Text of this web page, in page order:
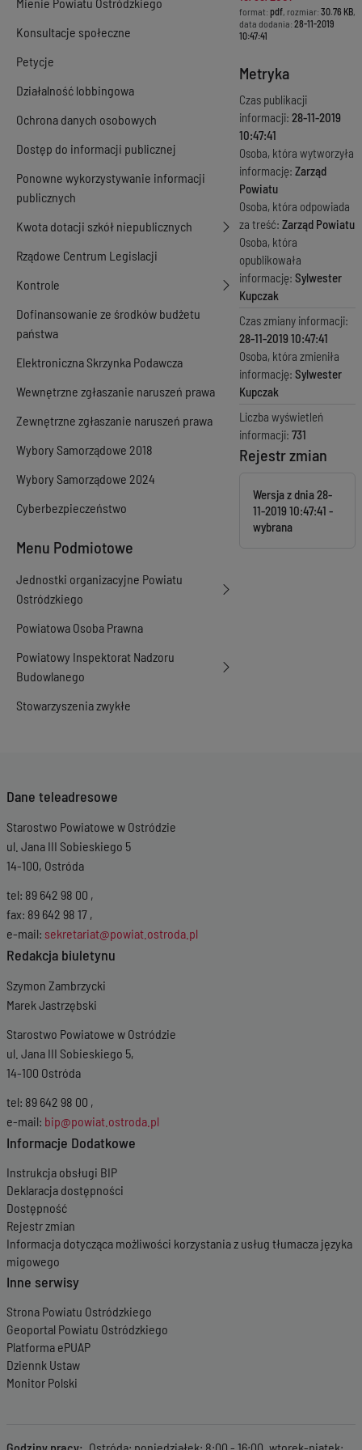
Konsultacje społeczne
Petycje
Działalność lobbingowa
Ochrona danych osobowych
Dostęp do informacji publicznej
Ponowne wykorzystywanie informacji
publicznych
Kwota dotacji szkół niepublicznych
Rządowe Centrum Legislacji
Kontrole
Dofinansowanie ze środków budżetu
państwa
Elektroniczna Skrzynka Podawcza
Wewnętrzne zgłaszanie naruszeń prawa
Zewnętrzne zgłaszanie naruszeń prawa
Wybory Samorządowe 2018
Wybory Samorządowe 2024
Cyberbezpieczeństwo
Menu Podmiotowe
Jednostki organizacyjne Powiatu
Ostródzkiego
Powiatowa Osoba Prawna
Powiatowy Inspektorat Nadzoru
Budowlanego
Stowarzyszenia zwykłe
format: pdf, rozmiar: 30.76 KB,
data dodania: 28-11-2019
10:47:41
Metryka
Czas publikacji
informacji: 28-11-2019
10:47:41
Osoba, która wytworzyła
informację: Zarząd
Powiatu
Osoba, która odpowiada
za treść: Zarząd Powiatu
Osoba, która
opublikowała
informację: Sylwester
Kupczak
Czas zmiany informacji:
28-11-2019 10:47:41
Osoba, która zmieniła
informację: Sylwester
Kupczak
Liczba wyświetleń
informacji: 731
Rejestr zmian
Wersja z dnia28-
11-2019 10:47:41
Dane teleadresowe
Starostwo Powiatowe w Ostródzie
ul. Jana III Sobieskiego 5
14-100, Ostróda
tel: 89 642 98 00 ,
fax: 89 642 98 17 ,
e-mail: sekretariat@powiat.ostroda.pl
Redakcja biuletynu
Szymon Zambrzycki
Marek Jastrzębski
Starostwo Powiatowe w Ostródzie
ul. Jana III Sobieskiego 5,
14-100 Ostróda
tel: 89 642 98 00 ,
e-mail: bip@powiat.ostroda.pl
Informacje Dodatkowe
Instrukcja obsługi BIP
Deklaracja dostępności
Dostępność
Rejestr zmian
Informacja dotycząca możliwości korzystania z usług tłumacza języka
migowego
Inne serwisy
Strona Powiatu Ostródzkiego
Geoportal Powiatu Ostródzkiego
Platforma ePUAP
Dziennk Ustaw
Monitor Polski